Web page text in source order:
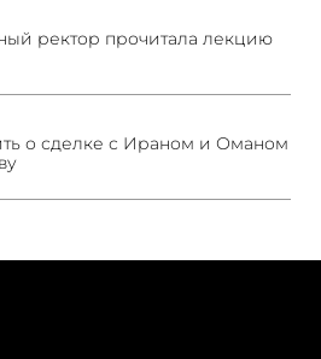
ректор прочитала лекцию
о сделке с Ираном и Оманом